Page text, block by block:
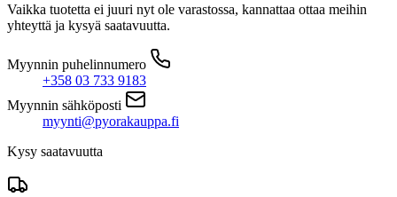
Vaikka tuotetta ei juuri nyt ole varastossa, kannattaa ottaa meihin
yhteyttä ja kysyä saatavuutta.
Myynnin puhelinnumero
+358 03 733 9183
Myynnin sähköposti
myynti@pyorakauppa.fi
Kysy saatavuutta